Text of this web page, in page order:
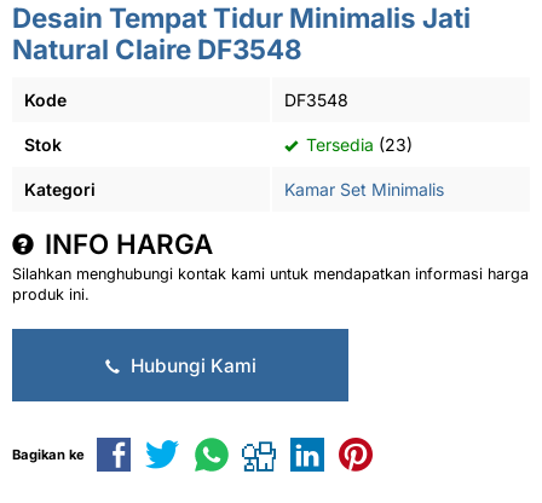
Desain Tempat Tidur Minimalis Jati
Natural Claire DF3548
Kode DF3548
Stok Tersedia (23)
Kategori Kamar Set Minimalis
INFO HARGA
Silahkan menghubungi kontak kami untuk mendapatkan informasi harga
produk ini.
Hubungi Kami
Bagikan ke